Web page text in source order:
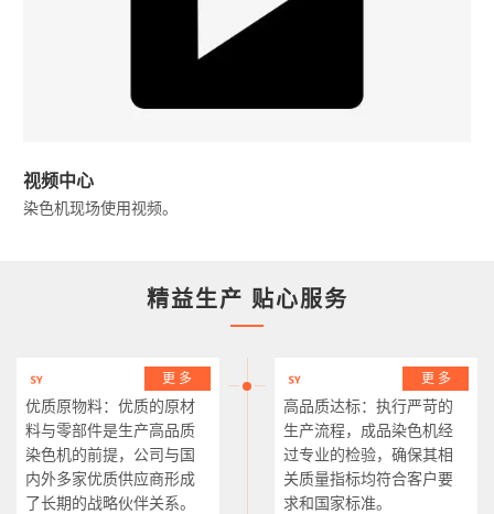
视频中心
染色机现场使用视频。
精益生产 贴心服务
优质原物料：优质的原材
料与零部件是生产高品质
染色机的前提，公司与国
内外多家优质供应商形成
了长期的战略伙伴关系。
更 多
高品质达标：执行严苛的
生产流程，成品染色机经
过专业的检验，确保其相
关质量指标均符合客户要
求和国家标准。
更 多